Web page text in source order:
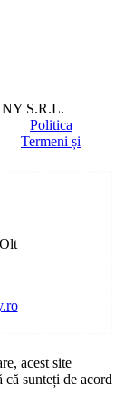
S.R.L.
Politica
Termeni și
acest site
sunteți de acord